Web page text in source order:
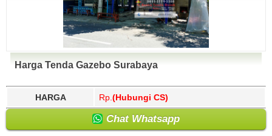
Harga Tenda Gazebo Surabaya
HARGA Rp. (Hubungi CS)
Chat Whatsapp